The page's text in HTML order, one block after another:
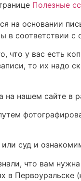
Полезные
основании
в соответствии с
что у вас есть
то их надо
на нашем сайте в
суд и
что вам